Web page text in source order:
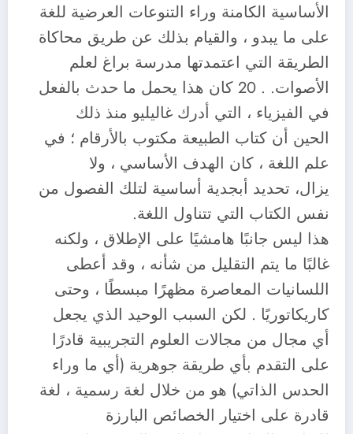
الأساسية الكامنة وراء التنوعات العرضية للغة
على ما يبدو ، والقيام بذلك عن طريق محاكاة
الطريقة التي اعتمدتها مدرسة براغ لعلم
الأصوات. . 20 كان هذا يحمل ما حدث بالفعل
في الفيزياء ، التي أدرك غاليليو منذ ذلك
الحين أن كتاب الطبيعة مكتوب بالأرقام ؛ في
علم اللغة ، كان الهدف الأساسي ، ولا
يزال، تحديد أبجدية أساسية لتلك الفصول من
نفس الكتاب التي تتناول اللغة.
هذا ليس جانبًا هامشيًا على الإطلاق ، ولكنه
غالبًا ما يتم التقليل من شأنه ، وقد أعطى
اللسانيات المعاصرة مظهرًا مبسطًا ، وحتى
كاريكاتوريًا . لكن السبب الوحيد الذي يجعل
أي مجال من مجالات العلوم التجريبية قادرًا
على التقدم بأي طريقة جوهرية (أي ما وراء
الحدس الذاتي) هو من خلال لغة رسمية ، لغة
قادرة على اختيار الخصائص البارزة